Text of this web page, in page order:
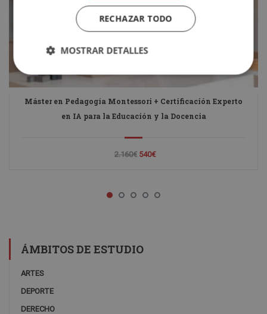
Máster en Pedagogía Montessori + Certificación Experto
en IA para la Educación y la Docencia
2.160€ 540€
ÁMBITOS DE ESTUDIO
ARTES
DEPORTE
DERECHO
RECHAZAR TODO
MOSTRAR DETALLES